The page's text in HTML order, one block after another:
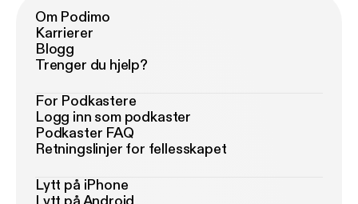
Om Podimo
Karrierer
Blogg
Trenger du hjelp?
For Podkastere
Logg inn som podkaster
Podkaster FAQ
Retningslinjer for fellesskapet
Lytt på iPhone